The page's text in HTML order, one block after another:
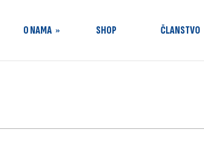
O NAMA SHOP ČLANSTVO